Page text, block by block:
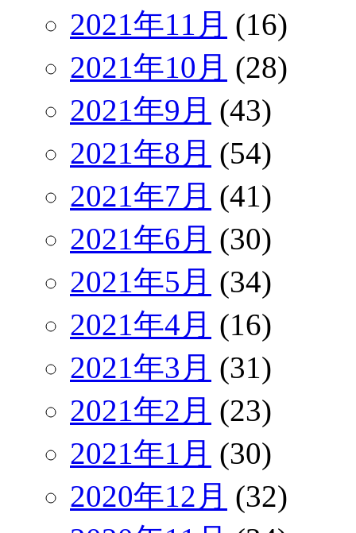
2021年11月 (16)
2021年10月 (28)
2021年9月 (43)
2021年8月 (54)
2021年7月 (41)
2021年6月 (30)
2021年5月 (34)
2021年4月 (16)
2021年3月 (31)
2021年2月 (23)
2021年1月 (30)
2020年12月 (32)